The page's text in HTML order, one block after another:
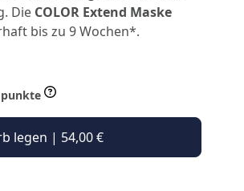
Die COLOR Extend Maske
bis zu 9 Wochen*.
legen | 54,00 €